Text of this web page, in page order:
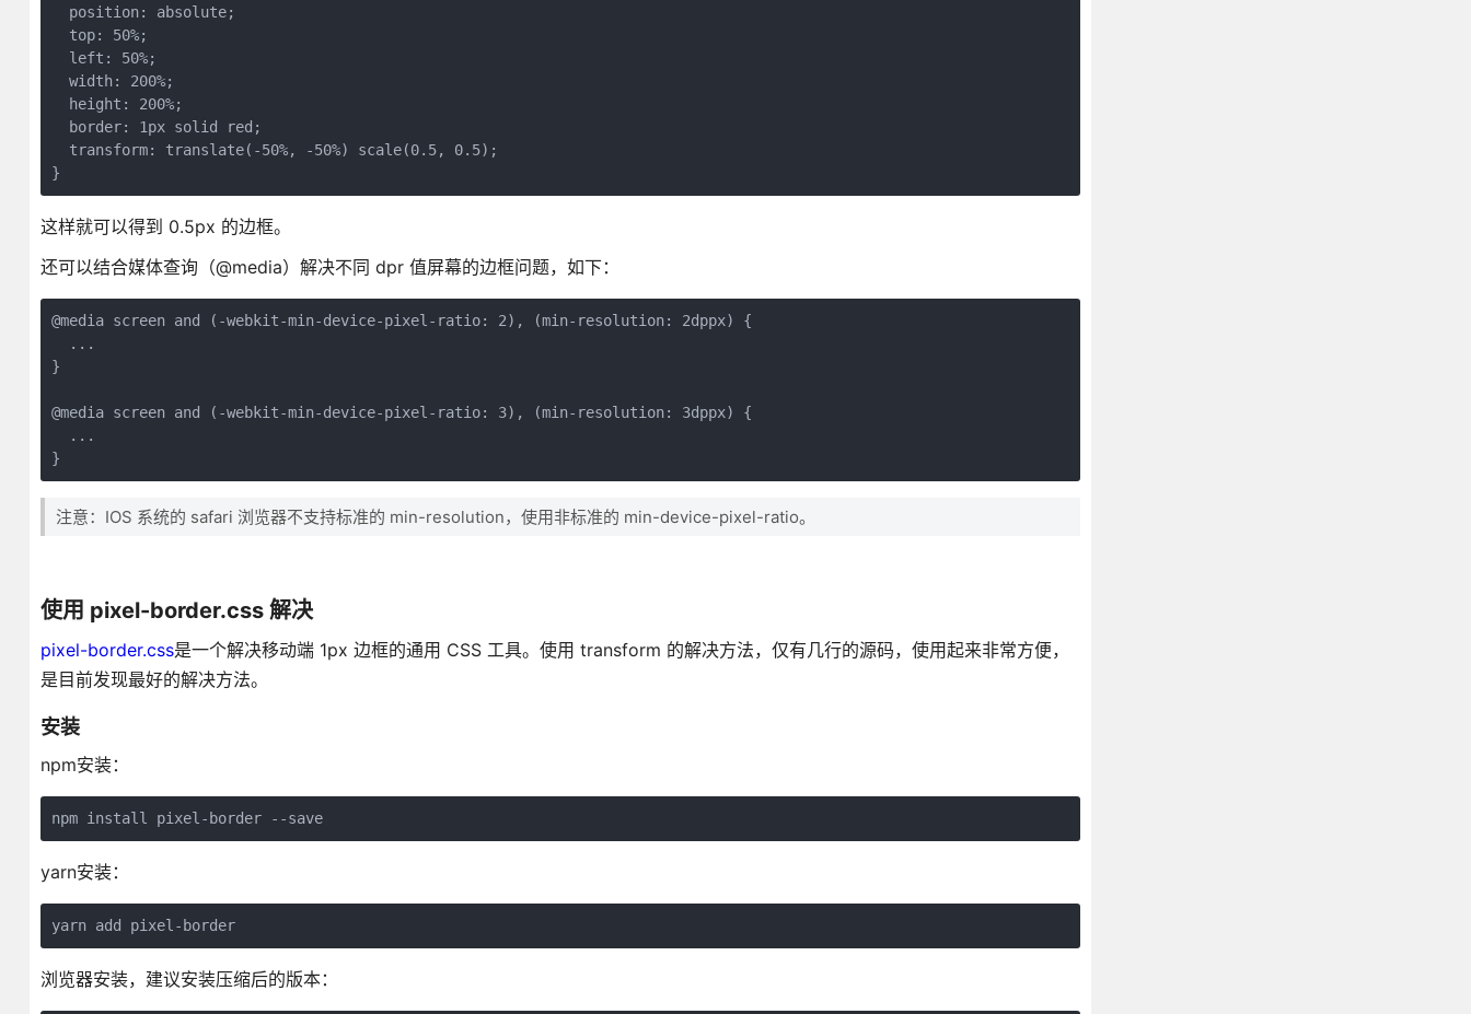
  position: absolute;
  top: 50%;
  left: 50%;
  width: 200%;
  height: 200%;
  border: 1px solid red;
  transform: translate(-50%, -50%) scale(0.5, 0.5);
这样就可以得到 0.5px 的边框。
还可以结合媒体查询（@media）解决不同 dpr 值屏幕的边框问题，如下：
@media screen and (-webkit-min-device-pixel-ratio: 2), (min-resolution: 2dppx) {
  ...
}
@media screen and (-webkit-min-device-pixel-ratio: 3), (min-resolution: 3dppx) {
  ...
注意：IOS 系统的 safari 浏览器不支持标准的 min-resolution，使用非标准的 min-device-pixel-ratio。
使用 pixel-border.css 解决
pixel-border.css是一个解决移动端 1px 边框的通用 CSS 工具。使用 transform 的解决方法，仅有几行的源码，使用起来非常方便，
是目前发现最好的解决方法。
安装
npm安装：
npm install pixel-border --save
yarn安装：
yarn add pixel-border
浏览器安装，建议安装压缩后的版本：